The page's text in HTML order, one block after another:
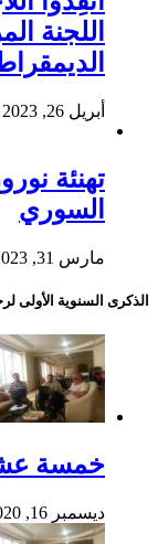
اللجنة
أبريل 26, 2023
تهنئة
السوري
مارس 31, 2023
الذكرى السنوية الأولى
خمسة عشر
ديسمبر 16, 2020